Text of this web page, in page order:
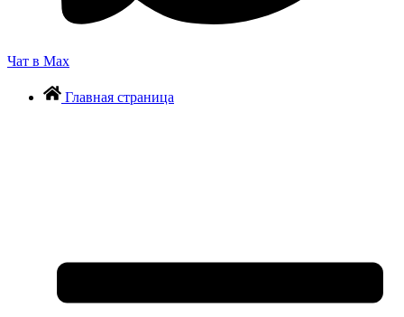
Чат в Max
Главная страница